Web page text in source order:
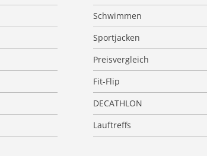
Schwimmen
Sportjacken
Preisvergleich
Fit-Flip
DECATHLON
Lauftreffs